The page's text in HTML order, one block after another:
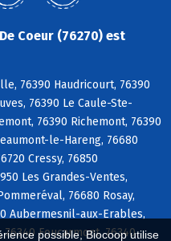
possible, Biocoop utilise
Coeur (76270) est
76390 Haudricourt, 76390
76390 Le Caule-Ste-
76390 Richemont, 76390
le-Hareng, 76680
Cressy, 76850
Les Grandes-Ventes,
76680 Rosay,
Aubermesnil-aux-Erables,
Foucarmont, 76340